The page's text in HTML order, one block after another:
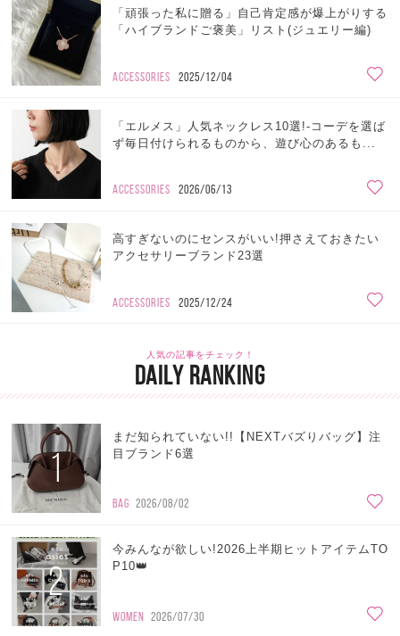
「頑張った私に贈る」自己肯定感が爆上がりする
「ハイブランドご褒美」リスト(ジュエリー編)
ACCESSORIES 2025/12/04
「エルメス」人気ネックレス10選!-コーデを選ば
ず毎日付けられるものから、遊び心のあるも...
ACCESSORIES 2026/06/13
高すぎないのにセンスがいい!押さえておきたい
アクセサリーブランド23選
ACCESSORIES 2025/12/24
人気の記事をチェック！
DAILY RANKING
1
まだ知られていない!!【NEXTバズりバッグ】注
目ブランド6選
BAG 2026/08/02
2
今みんなが欲しい!2026上半期ヒットアイテムTO
P10👑
WOMEN 2026/07/30